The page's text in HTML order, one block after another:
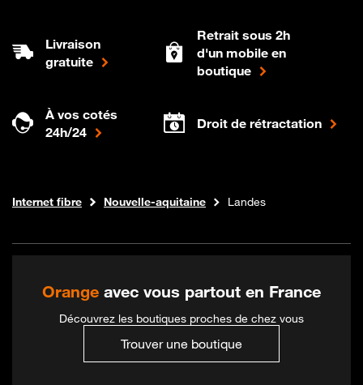
Livraison
gratuite
Retrait sous 2h
d'un mobile en
boutique
À vos cotés
24h/24
Droit de rétractation
Boutique Orange
Internet fibre Nouvelle-aquitaine Landes